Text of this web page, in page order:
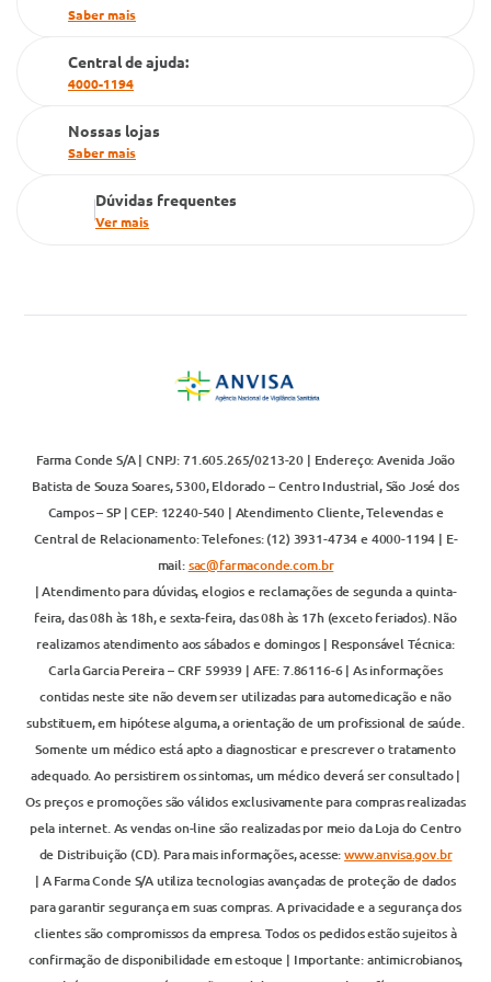
Televendas
Saber mais
Central de ajuda:
4000-1194
Nossas lojas
Saber mais
Dúvidas frequentes
Ver mais
Farma Conde S/A | CNPJ: 71.605.265/0213-20 | Endereço: Avenida João
Batista de Souza Soares, 5300, Eldorado – Centro Industrial, São José dos
Campos – SP | CEP: 12240-540 | Atendimento Cliente, Televendas e
Central de Relacionamento: Telefones: (12) 3931-4734 e 4000-1194 | E-
mail:sac@farmaconde.com.br
| Atendimento para dúvidas, elogios e reclamações de segunda a quinta-
feira, das 08h às 18h, e sexta-feira, das 08h às 17h (exceto feriados). Não
realizamos atendimento aos sábados e domingos | Responsável Técnica:
Carla Garcia Pereira – CRF 59939 | AFE: 7.86116-6 | As informações
contidas neste site não devem ser utilizadas para automedicação e não
substituem, em hipótese alguma, a orientação de um profissional de saúde.
Somente um médico está apto a diagnosticar e prescrever o tratamento
adequado. Ao persistirem os sintomas, um médico deverá ser consultado |
Os preços e promoções são válidos exclusivamente para compras realizadas
pela internet. As vendas on-line são realizadas por meio da Loja do Centro
de Distribuição (CD). Para mais informações, acesse:www.anvisa.gov.br
| A Farma Conde S/A utiliza tecnologias avançadas de proteção de dados
para garantir segurança em suas compras. A privacidade e a segurança dos
clientes são compromissos da empresa. Todos os pedidos estão sujeitos à
confirmação de disponibilidade em estoque | Importante: antimicrobianos,